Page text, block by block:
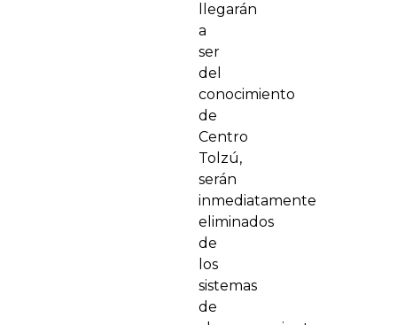
llegarán
a
ser
del
conocimiento
de
Centro
Tolzú,
serán
inmediatamente
eliminados
de
los
sistemas
de